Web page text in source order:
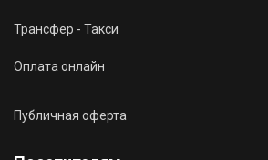
Трансфер - Такси
Оплата онлайн
Публичная оферта